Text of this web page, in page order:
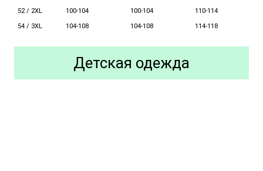
52 / 2XL
100-104 100-104
110-114
54 / 3XL
104-108 104-108 114-118
Детская одежда